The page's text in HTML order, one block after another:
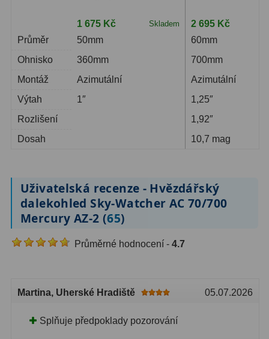
Průměr
Ohnisko
Montáž
Výtah
Rozlišení
Dosah
1 675 Kč Skladem
50mm
360mm
Azimutální
1″
2 695 Kč
60mm
700mm
Azimutální
1,25″
1,92″
10,7 mag
Uživatelská recenze - Hvězdářský
dalekohled Sky-Watcher AC 70/700
Mercury AZ-2 (65)
Průměrné hodnocení - 4.7
Martina, Uherské Hradiště 05.07.2026
Splňuje předpoklady pozorování